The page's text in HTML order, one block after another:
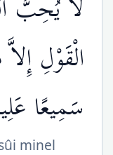
لاَّ يُحِبُّ
الْقَوْلِ
سَمِيعًا
minel